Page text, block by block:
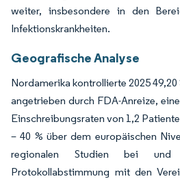
weiter, insbesondere in den
Infektionskrankheiten.
Geografische Analyse
Nordamerika kontrollierte 2025 49,20
angetrieben durch FDA-Anreize,
Einschreibungsraten von 1,2
– 40 % über dem europäischen
regionalen Studien bei
Protokollabstimmung mit den